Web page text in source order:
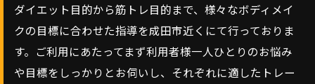
ダイエット目的から筋トレ目的まで、様々なボディメイ
クの目標に合わせた指導を成田市近くにて行っておりま
す。ご利用にあたってまず利用者様一人ひとりのお悩み
や目標をしっかりとお伺いし、それぞれに適したトレー